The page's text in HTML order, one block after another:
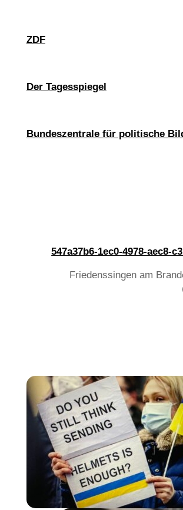
ZDF
Der Tagesspiegel
Bundeszentrale für politische
547a37b6-1ec0-4978-aec8-
Friedenssingen am